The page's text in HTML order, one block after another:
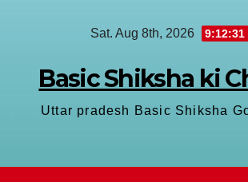
Sat. Aug 8th, 2026 9:12:31
Basic Shiksha ki
Uttar pradesh Basic Shiksha